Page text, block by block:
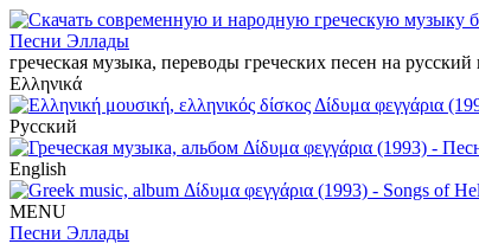
Песни Эллады
греческая музыка, переводы греческих песен на
Ελληνικά
Русский
English
MENU
Песни Эллады